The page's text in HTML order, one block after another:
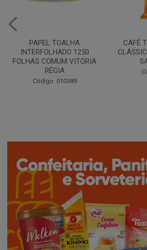
1250
VITÓRIA
CAFÉ TORRADO E MOÍDO
CLÁSSICO ALMOFADA 250G
SANTA CLARA